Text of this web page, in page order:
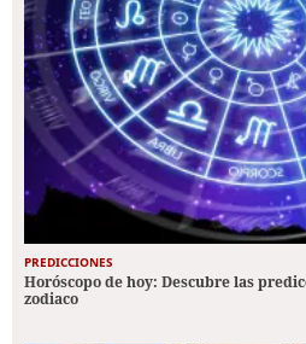
PREDICCIONES
Horóscopo de hoy: Descubre las
zodiaco